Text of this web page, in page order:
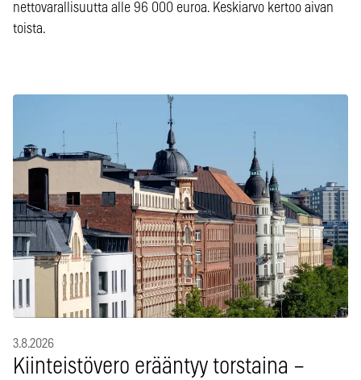
nettovarallisuutta alle 96 000 euroa. Keskiarvo kertoo aivan
toista.
3.8.2026
Kiinteistövero erääntyy torstaina –